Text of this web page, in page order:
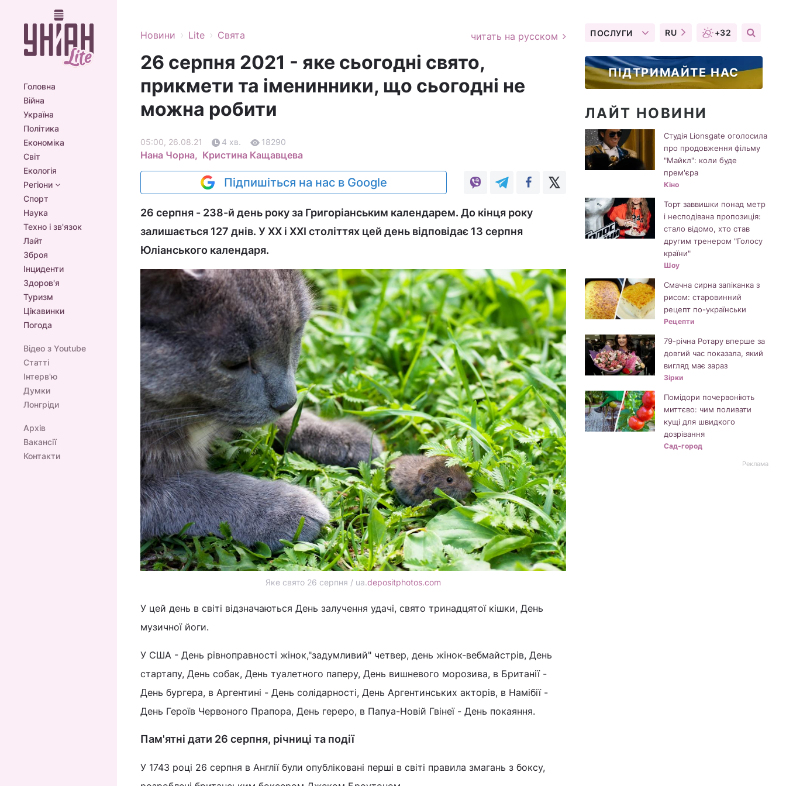
Головна
Війна
Україна
Політика
Економіка
Світ
Екологія
Регіони
Спорт
Наука
Техно і зв'язок
Лайт
Зброя
Інциденти
Здоров'я
Туризм
Цікавинки
Погода
Відео з Youtube
Статті
Інтерв'ю
Думки
Лонгріди
Архів
Вакансії
Контакти
Новини › Lite › Свята читать на русском
26 серпня 2021 - яке сьогодні свято,
прикмети та іменинники, що сьогодні не
можна робити
Нана Чорна, Кристина Кащавцева
05:00, 26.08.21 4 хв. 18290
Підпишіться на нас в Google
26 серпня - 238-й день року за Григоріанським календарем. До кінця року
залишається 127 днів. У XX і XXI століттях цей день відповідає 13 серпня
Юліанського календаря.
Яке свято 26 серпня / ua.depositphotos.com
У цей день в світі відзначаються День залучення удачі, свято тринадцятої кішки, День
музичної йоги.
У США - День рівноправності жінок,"задумливий" четвер, день жінок-вебмайстрів, День
стартапу, День собак, День туалетного паперу, День вишневого морозива, в Британії -
День бургера, в Аргентині - День солідарності, День Аргентинських акторів, в Намібії -
День Героїв Червоного Прапора, День гереро, в Папуа-Новій Гвінеї - День покаяння.
Пам'ятні дати 26 серпня, річниці та події
У 1743 році 26 серпня в Англії були опубліковані перші в світі правила змагань з боксу,
ПОСЛУГИ RU +32
ПІДТРИМАЙТЕ НАС
ЛАЙТ НОВИНИ
Студія Lionsgate оголосила
про продовження фільму
"Майкл": коли буде
прем'єра
Кіно
Торт заввишки понад метр
і несподівана пропозиція:
стало відомо, хто став
другим тренером "Голосу
країни"
Шоу
Смачна сирна запіканка з
рисом: старовинний
рецепт по-українськи
Рецепти
79-річна Ротару вперше за
довгий час показала, який
вигляд має зараз
Зірки
Помідори почервоніють
миттєво: чим поливати
кущі для швидкого
дозрівання
Сад-город
Реклама